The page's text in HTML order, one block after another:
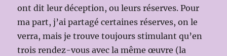
ont dit leur déception, ou leurs réserves. Pour
ma part, j’ai partagé certaines réserves, on le
verra, mais je trouve toujours stimulant qu’en
trois rendez-vous avec la même œuvre (la